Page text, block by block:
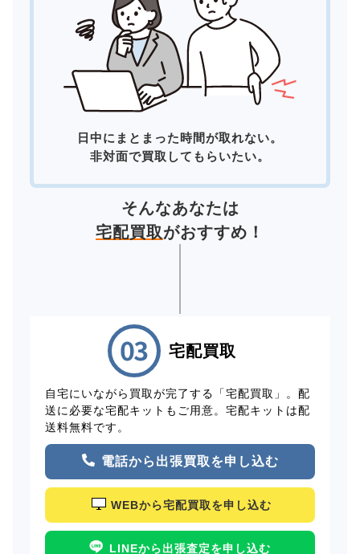
日中にまとまった時間が取れない。
非対面で買取してもらいたい。
そんなあなたは
宅配買取がおすすめ！
宅配買取
自宅にいながら買取が完了する「宅配買取」。配
送に必要な宅配キットもご用意。宅配キットは配
送料無料です。
電話から出張買取を申し込む
WEBから宅配買取を申し込む
LINEから出張査定を申し込む